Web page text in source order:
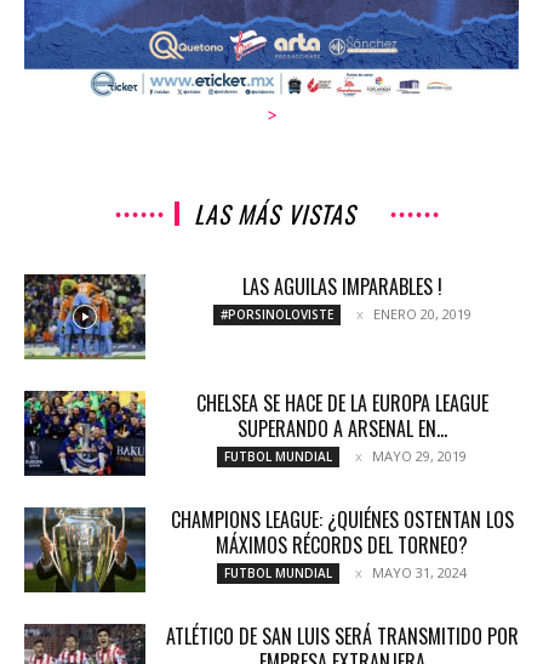
>
LAS MÁS VISTAS
LAS AGUILAS IMPARABLES !
#PORSINOLOVISTE ENERO 20, 2019
CHELSEA SE HACE DE LA EUROPA LEAGUE
SUPERANDO A ARSENAL EN...
FUTBOL MUNDIAL MAYO 29, 2019
CHAMPIONS LEAGUE: ¿QUIÉNES OSTENTAN LOS
MÁXIMOS RÉCORDS DEL TORNEO?
FUTBOL MUNDIAL MAYO 31, 2024
ATLÉTICO DE SAN LUIS SERÁ TRANSMITIDO POR